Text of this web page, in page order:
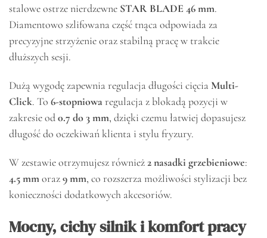
stalowe ostrze nierdzewne STAR BLADE 46 mm.
Diamentowo szlifowana część tnąca odpowiada za
precyzyjne strzyżenie oraz stabilną pracę w trakcie
dłuższych sesji.
Dużą wygodę zapewnia regulacja długości cięciaMulti-
Click. To 6-stopniowaregulacja z blokadą pozycji w
zakresie od0.7 do 3 mm, dzięki czemu łatwiej dopasujesz
długość do oczekiwań klienta i stylu fryzury.
W zestawie otrzymujesz również2 nasadki grzebieniowe:
4.5 mmoraz9 mm, co rozszerza możliwości stylizacji bez
konieczności dodatkowych akcesoriów.
Mocny, cichy silnik i komfort pracy